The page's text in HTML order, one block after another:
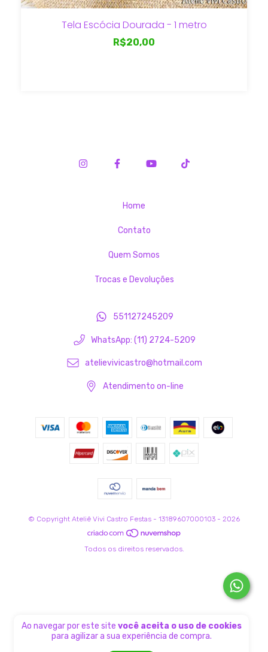
Ao navegar por este site você aceita o uso de cookies
para agilizar a sua experiência de compra.
Tela Escócia Dourada - 1 metro
R$20,00
Home
Contato
Quem Somos
Trocas e Devoluções
551127245209
WhatsApp: (11) 2724-5209
atelievivicastro@hotmail.com
Atendimento on-line
© Copyright Ateliê Vivi Castro Festas - 13189607000103 - 2026
Todos os direitos reservados.